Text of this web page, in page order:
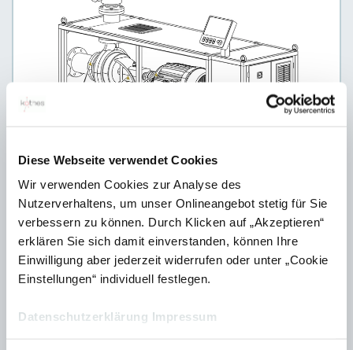
Diese Webseite verwendet Cookies
Wir verwenden Cookies zur Analyse des
Nutzerverhaltens, um unser Onlineangebot stetig für Sie
verbessern zu können. Durch Klicken auf „Akzeptieren“
erklären Sie sich damit einverstanden, können Ihre
Einwilligung aber jederzeit widerrufen oder unter „Cookie
Einstellungen“ individuell festlegen.
Datenschutzerklärung Impressum
Maßanzug oder Doku von der Stange?
So gelingen visuell hochwertige
Informationsprodukte.